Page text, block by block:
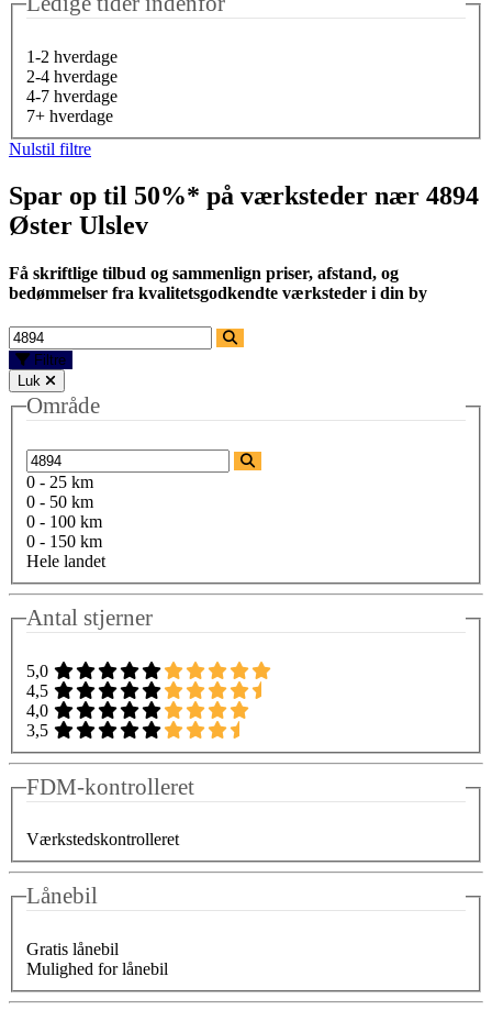
1-2 hverdage
2-4 hverdage
4-7 hverdage
7+ hverdage
Nulstil filtre
Spar op til 50%* på værksteder nær 4894
Øster Ulslev
Få skriftlige tilbud og sammenlign priser, afstand, og
bedømmelser fra kvalitetsgodkendte værksteder i din by
Filtre
Luk
Område
0 - 25 km
0 - 50 km
0 - 100 km
0 - 150 km
Hele landet
Antal stjerner
5,0
4,5
4,0
3,5
FDM-kontrolleret
Værkstedskontrolleret
Lånebil
Gratis lånebil
Mulighed for lånebil